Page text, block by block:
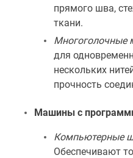
прямого шва,
ткани.
Многоголочные
для
нескольких
прочность
Машины с
Компьютерные
Обеспечивают